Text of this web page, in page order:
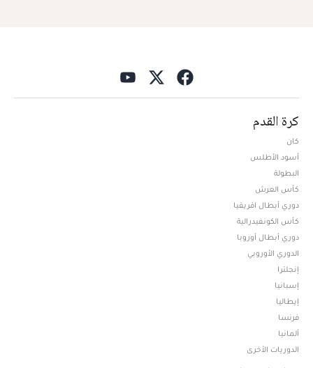
كرة القدم
كان
أسود الأطلس
البطولة
كأس العرش
دوري أبطال افريقيا
كأس الكونفيدرالية
دوري أبطال أوروبا
الدوري الأوروبي
إنجلترا
إسبانيا
إيطاليا
فرنسا
ألمانيا
الدوريات الأخرى